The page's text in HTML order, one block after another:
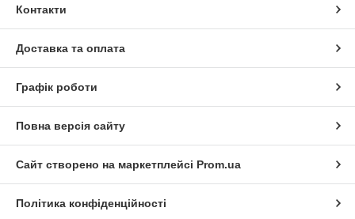
Контакти
Доставка та оплата
Графік роботи
Повна версія сайту
Сайт створено на маркетплейсі Prom.ua
Політика конфіденційності